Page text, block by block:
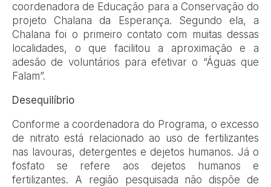
coordenadora de Educação para a Conservação do
projeto Chalana da Esperança. Segundo ela, a
Chalana foi o primeiro contato com muitas dessas
localidades, o que facilitou a aproximação e a
adesão de voluntários para efetivar o “Águas que
Falam”.
Desequilíbrio
Conforme a coordenadora do Programa, o excesso
de nitrato está relacionado ao uso de fertilizantes
nas lavouras, detergentes e dejetos humanos. Já o
fosfato se refere aos dejetos humanos e
fertilizantes. A região pesquisada não dispõe de